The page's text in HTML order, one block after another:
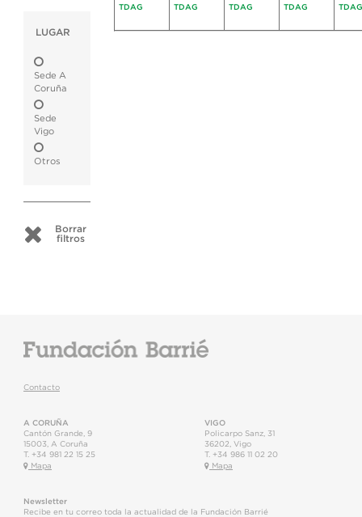
LUGAR
Sede A
Coruña
Sede
Vigo
Otros
Borrar
filtros
TDAG
TDAG
TDAG
TDAG
TDAG
Contacto
A CORUÑA
Cantón Grande, 9
15003
A Coruña
T. +34 981 22 15 25
Mapa
VIGO
Policarpo Sanz, 31
36202 Vigo
T. +34 986 11 02 20
Mapa
Newsletter
Recibe en tu correo toda la actualidad de la Fundación Barrié